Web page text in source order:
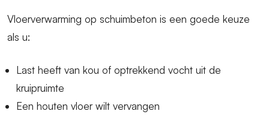
Vloerverwarming op schuimbeton is een goede keuze
als u:
Last heeft van kou of optrekkend vocht uit de
kruipruimte
Een houten vloer wilt vervangen